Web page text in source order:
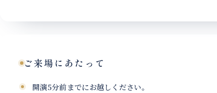
ご来場に あたって
開演5分前までにお越しください。